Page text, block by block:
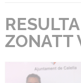
ZONATT